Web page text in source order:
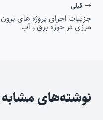
راهبری
نوشته
قبلی
جزییات اجرای پروژه های برون
مرزی در حوزه برق و آب
نوشته‌های مشابه